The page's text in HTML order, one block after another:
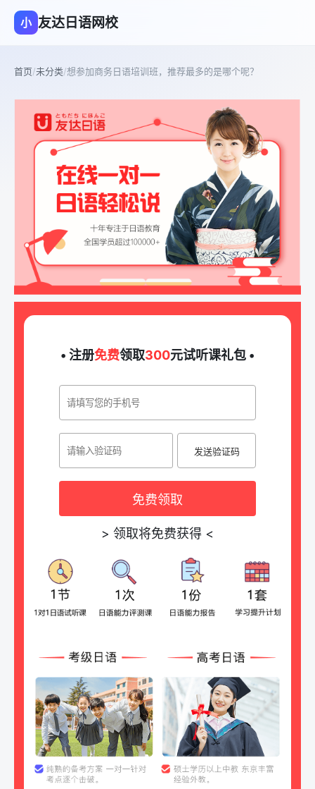
小 友达日语网校
首页/未分类/想参加商务日语培训班，推荐最多的是哪个呢？
• 注册免费领取300元试听课礼包 •
发送验证码
免费领取
> 领取将免费获得 <